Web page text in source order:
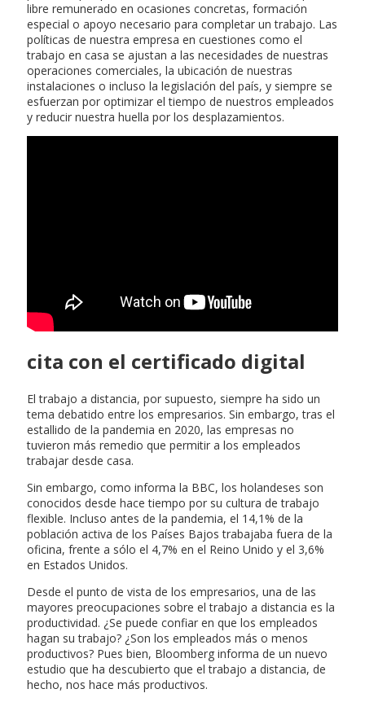
libre remunerado en ocasiones concretas, formación
especial o apoyo necesario para completar un trabajo. Las
políticas de nuestra empresa en cuestiones como el
trabajo en casa se ajustan a las necesidades de nuestras
operaciones comerciales, la ubicación de nuestras
instalaciones o incluso la legislación del país, y siempre se
esfuerzan por optimizar el tiempo de nuestros empleados
y reducir nuestra huella por los desplazamientos.
cita con el certificado digital
El trabajo a distancia, por supuesto, siempre ha sido un
tema debatido entre los empresarios. Sin embargo, tras el
estallido de la pandemia en 2020, las empresas no
tuvieron más remedio que permitir a los empleados
trabajar desde casa.
Sin embargo, como informa la BBC, los holandeses son
conocidos desde hace tiempo por su cultura de trabajo
flexible. Incluso antes de la pandemia, el 14,1% de la
población activa de los Países Bajos trabajaba fuera de la
oficina, frente a sólo el 4,7% en el Reino Unido y el 3,6%
en Estados Unidos.
Desde el punto de vista de los empresarios, una de las
mayores preocupaciones sobre el trabajo a distancia es la
productividad. ¿Se puede confiar en que los empleados
hagan su trabajo? ¿Son los empleados más o menos
productivos? Pues bien, Bloomberg informa de un nuevo
estudio que ha descubierto que el trabajo a distancia, de
hecho, nos hace más productivos.